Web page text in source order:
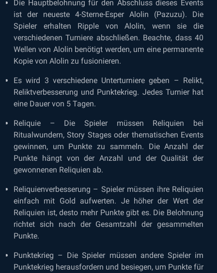
Die Hauptbelohnung für den Abschluss dieses Events
ist der neueste 4-Sterne-Esper Alolin (Pazuzu). Die
Spieler erhalten Ripple von Alolin, wenn sie die
verschiedenen Turniere abschließen. Beachte, dass 40
Wellen von Alolin benötigt werden, um eine permanente
Kopie von Alolin zu fusionieren.
Es wird 3 verschiedene Unterturniere geben – Relikt,
Reliktverbesserung und Punktekrieg. Jedes Turnier hat
eine Dauer von 5 Tagen.
Reliquie – Die Spieler müssen Reliquien bei
Ritualwundern, Story Stages oder thematischen Events
gewinnen, um Punkte zu sammeln. Die Anzahl der
Punkte hängt von der Anzahl und der Qualität der
gewonnenen Reliquien ab.
Reliquienverbesserung – Spieler müssen ihre Reliquien
einfach mit Gold aufwerten. Je höher der Wert der
Reliquien ist, desto mehr Punkte gibt es. Die Belohnung
richtet sich nach der Gesamtzahl der gesammelten
Punkte.
Punktekrieg – Die Spieler müssen andere Spieler im
Punktekrieg herausfordern und besiegen, um Punkte für